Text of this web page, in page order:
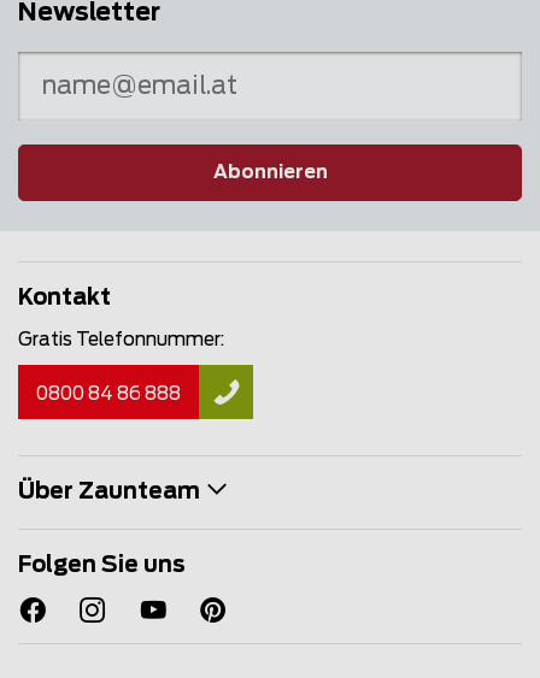
Newsletter
Abonnieren
Kontakt
Gratis Telefonnummer:
0800 84 86 888
Über Zaunteam
Folgen Sie uns